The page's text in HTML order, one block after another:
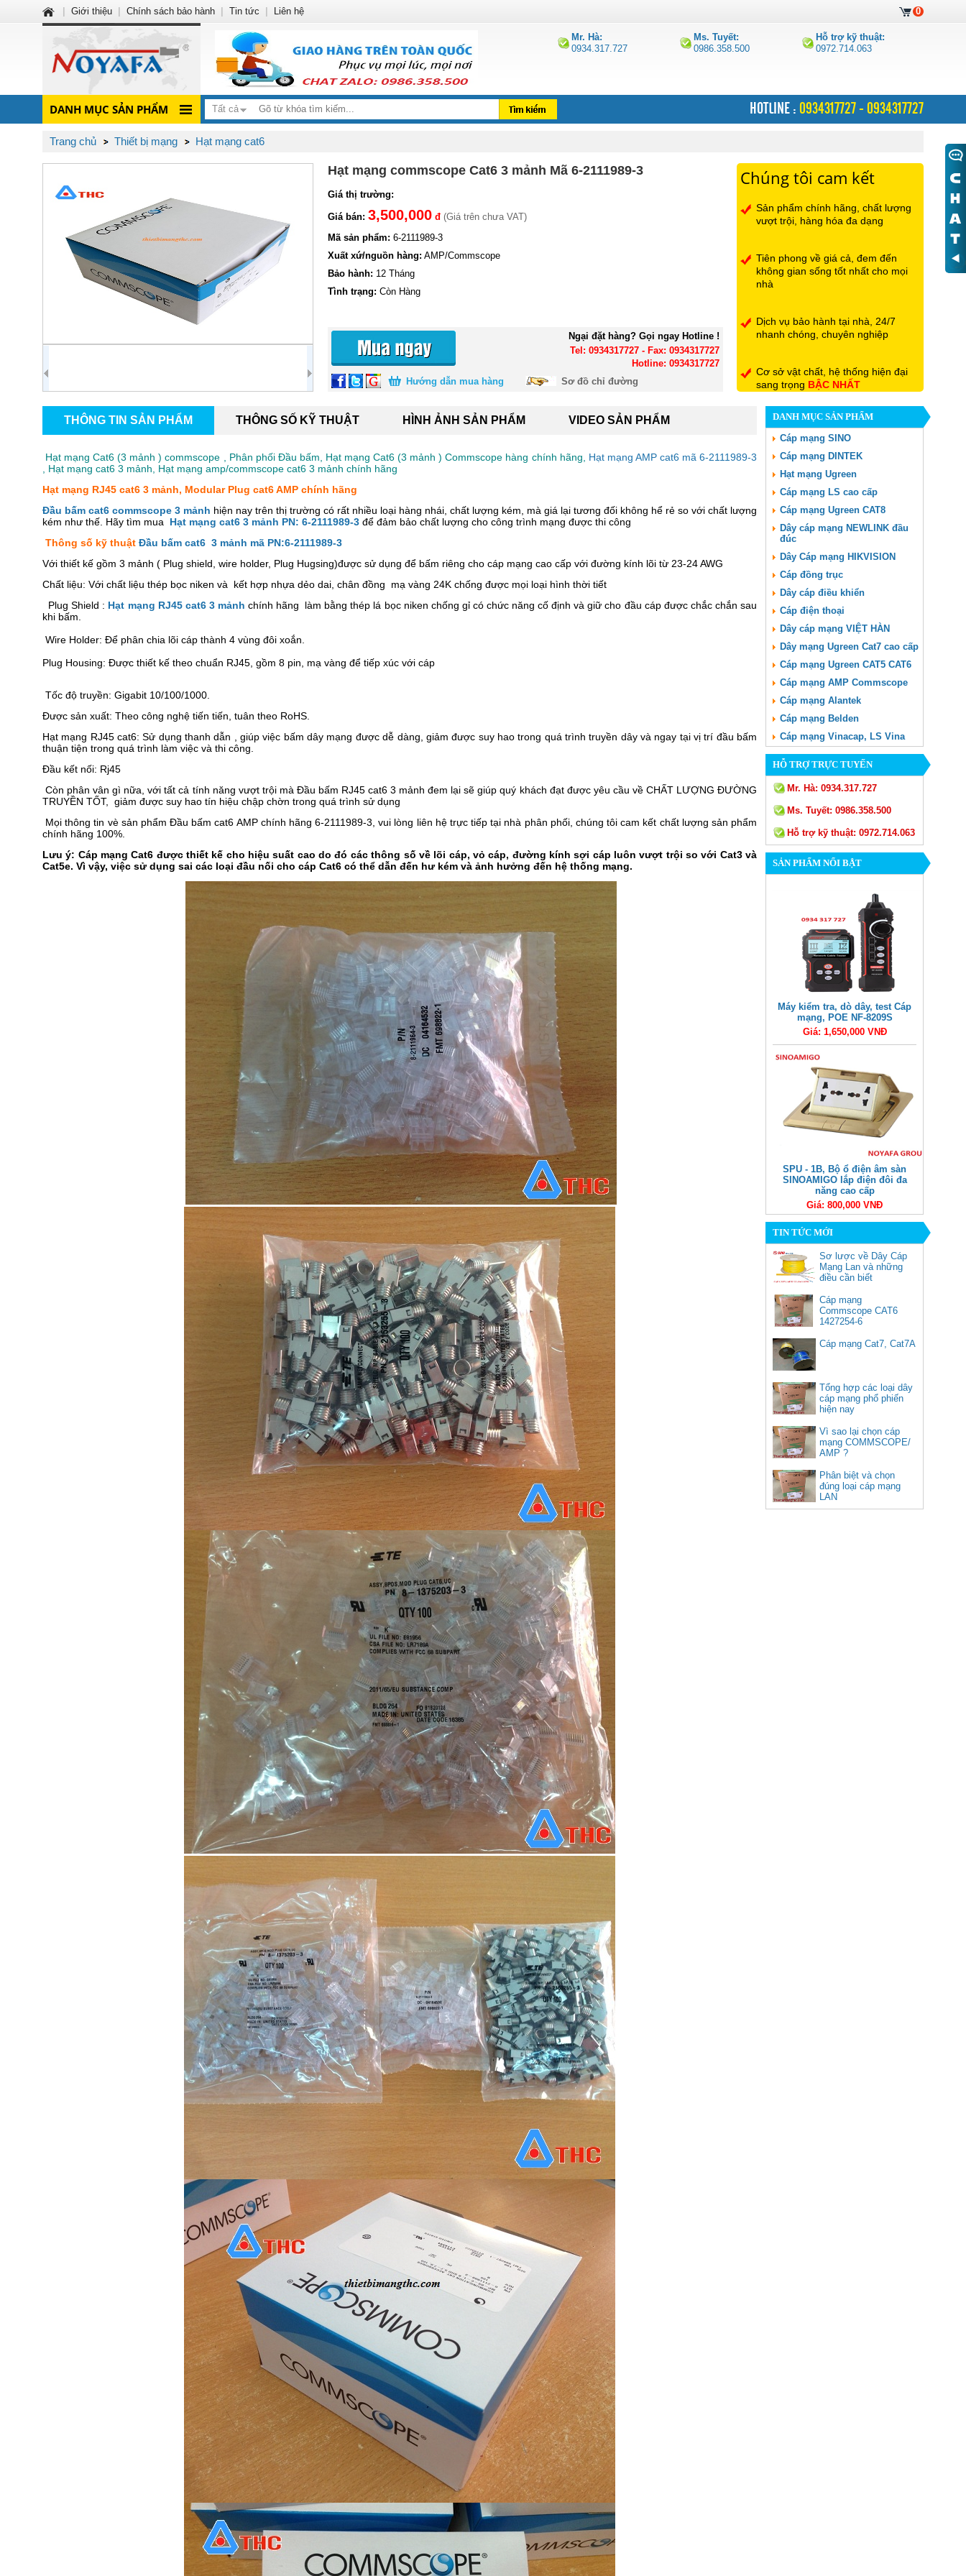
Mr. Hà:
0934.317.727
Ms. Tuyết:
0986.358.500
Hỗ trợ kỹ thuật:
0972.714.063
DANH MỤC SẢN PHẨM Tất cả HOTLINE : 0934317727 - 0934317727
Trang chủ Thiết bị mạng Hạt mạng cat6
Hạt mạng commscope Cat6 3 mảnh Mã 6-2111989-3
Giá thị trường:
Giá bán: 3,500,000 đ (Giá trên chưa VAT)
Mã sản phẩm: 6-2111989-3
Xuất xứ/nguồn hàng: AMP/Commscope
Bảo hành: 12 Tháng
Tình trạng: Còn Hàng
Ngại đặt hàng? Gọi ngay Hotline !
Tel: 0934317727 - Fax: 0934317727
Hotline: 0934317727
Hướng dẫn mua hàng
Sơ đồ chỉ đường
Chúng tôi cam kết
Sản phẩm chính hãng, chất lượng
vượt trội, hàng hóa đa dạng
Tiên phong về giá cả, đem đến
không gian sống tốt nhất cho mọi
nhà
Dịch vụ bảo hành tại nhà, 24/7
nhanh chóng, chuyên nghiệp
Cơ sở vật chất, hệ thống hiện đại
sang trọng BẬC NHẤT
Đội ngũ nhân viên có trình độ
chuyên môn, tận tình hết mình vì
THÔNG TIN SẢN PHẨM THÔNG SỐ KỸ THUẬT HÌNH ẢNH SẢN PHẨM VIDEO SẢN PHẨM
Hạt mạng Cat6 (3 mảnh ) commscope , Phân phối Đầu bấm, Hạt mạng Cat6 (3 mảnh ) Commscope hàng chính hãng, Hạt mạng AMP cat6 mã 6-2111989-3
, Hạt mạng cat6 3 mảnh, Hạt mạng amp/commscope cat6 3 mảnh chính hãng
Hạt mạng RJ45 cat6 3 mảnh, Modular Plug cat6 AMP chính hãng
Đầu bấm cat6 commscope 3 mảnh hiện nay trên thị trường có rất nhiều loại hàng nhái, chất lượng kém, mà giá lại tương đối không hể rẻ so với chất lượng
kém như thế. Hãy tìm mua
Hạt mạng cat6 3 mảnh PN: 6-2111989-3 để đảm bảo chất lượng cho công trình mạng được thi công
Thông số kỹ thuật Đầu bấm cat6 3 mảnh mã PN:6-2111989-3
Với thiết kế gồm 3 mảnh ( Plug shield, wire holder, Plug Hugsing)được sử dụng để bấm riêng cho cáp mạng cao cấp với đường kính lõi từ 23-24 AWG
Chất liệu: Với chất liệu thép bọc niken và kết hợp nhựa dẻo dai, chân đồng mạ vàng 24K chống được mọi loại hình thời tiết
Plug Shield : Hạt mạng RJ45 cat6 3 mảnh chính hãng làm bằng thép lá bọc niken chống gỉ có chức năng cố định và giữ cho đầu cáp được chắc chắn sau
khi bấm.
Wire Holder: Để phân chia lõi cáp thành 4 vùng đôi xoắn.
Plug Housing: Được thiết kế theo chuẩn RJ45, gồm 8 pin, mạ vàng để tiếp xúc với cáp
Tốc độ truyền: Gigabit 10/100/1000.
Được sản xuất: Theo công nghệ tiến tiến, tuân theo RoHS.
Hạt mạng RJ45 cat6: Sử dụng thanh dẫn , giúp việc bấm dây mạng được dễ dàng, giảm được suy hao trong quá trình truyền dây và ngay tại vị trí đầu bấm
thuận tiện trong quá trình làm việc và thi công.
Đầu kết nối: Rj45
Còn phân vân gì nữa, với tất cả tính năng vượt trội mà Đầu bấm RJ45 cat6 3 mảnh đem lại sẽ giúp quý khách đạt được yêu cầu về CHẤT LƯỢNG ĐƯỜNG
TRUYỀN TỐT, giảm được suy hao tín hiệu chập chờn trong quá trình sử dụng
Mọi thông tin vè sản phẩm Đầu bấm cat6 AMP chính hãng 6-2111989-3, vui lòng liên hệ trực tiếp tại nhà phân phối, chúng tôi cam kết chất lượng sản phẩm
chính hãng 100%.
Lưu ý: Cáp mạng Cat6 được thiết kế cho hiệu suất cao do đó các thông số về lõi cáp, vỏ cáp, đường kính sợi cáp luôn vượt trội so với Cat3 và
Cat5e. Vì vậy, việc sử dụng sai các loại đầu nối cho cáp Cat6 có thể dẫn đến hư kém và ảnh hưởng đến hệ thống mạng.
DANH MỤC SẢN PHẨM
Cáp mạng SINO
Cáp mạng DINTEK
Hạt mạng Ugreen
Cáp mạng LS cao cấp
Cáp mạng Ugreen CAT8
Dây cáp mạng NEWLINK đầu
đúc
Dây Cáp mạng HIKVISION
Cáp đồng trục
Dây cáp điều khiển
Cáp điện thoại
Dây cáp mạng VIỆT HÀN
Dây mạng Ugreen Cat7 cao cấp
Cáp mạng Ugreen CAT5 CAT6
Cáp mạng AMP Commscope
Cáp mạng Alantek
Cáp mạng Belden
Cáp mạng Vinacap, LS Vina
HỖ TRỢ TRỰC TUYẾN
Mr. Hà: 0934.317.727
Ms. Tuyết: 0986.358.500
Hỗ trợ kỹ thuật: 0972.714.063
SẢN PHẨM NỔI BẬT
Máy kiểm tra, dò dây, test Cáp
mạng, POE NF-8209S
Giá: 1,650,000 VNĐ
SPU - 1B, Bộ ổ điện âm sàn
SINOAMIGO lắp điện đôi đa
năng cao cấp
Giá: 800,000 VNĐ
50252, Bộ chuyển USB Type C
sang Lan 100/1000 kèm 3 cổng
USB 3.0 Ugreen cao cấp
TIN TỨC MỚI
Sơ lược về Dây Cáp
Mạng Lan và những
điều cần biết
Cáp mạng
Commscope CAT6
1427254-6
Cáp mạng Cat7, Cat7A
Tổng hợp các loại dây
cáp mạng phổ phiến
hiện nay
Vì sao lại chọn cáp
mạng COMMSCOPE/
AMP ?
Phân biệt và chọn
đúng loại cáp mạng
LAN
0
Giới thiệu Chính sách bảo hành Tin tức Liên hệ